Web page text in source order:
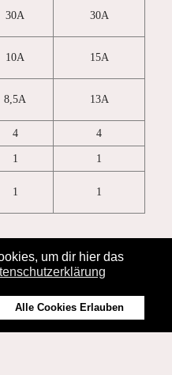
um dir hier das
Alle Cookies Erlauben
30A 30A
10A 15A
8,5A 13A
4
4
1
1
1 1